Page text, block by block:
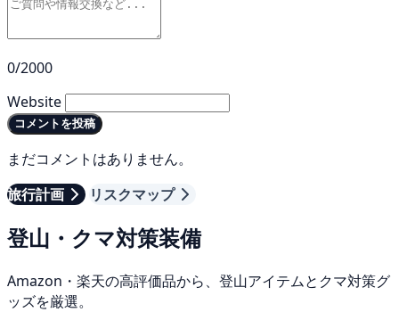
0/2000
Website
コメントを投稿
まだコメントはありません。
旅行計画
リスクマップ
登山・クマ対策装備
Amazon・楽天の高評価品から、登山アイテムとクマ対策グ
ッズを厳選。